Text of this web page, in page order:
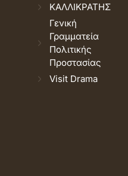
ΚΑΛΛΙΚΡΑΤΗΣ
Γενική
Γραμματεία
Πολιτικής
Προστασίας
Visit Drama